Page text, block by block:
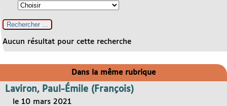
Aucun résultat pour cette recherche
Dans la même rubrique
Laviron, Paul-Émile (François)
le 10 mars 2021